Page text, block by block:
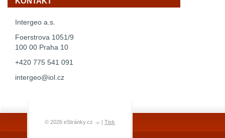
Intergeo a.s.
Foerstrova 1051/9
100 00 Praha 10
+420 775 541 091
intergeo@iol.cz
© 2026 eStránky.cz Tisk